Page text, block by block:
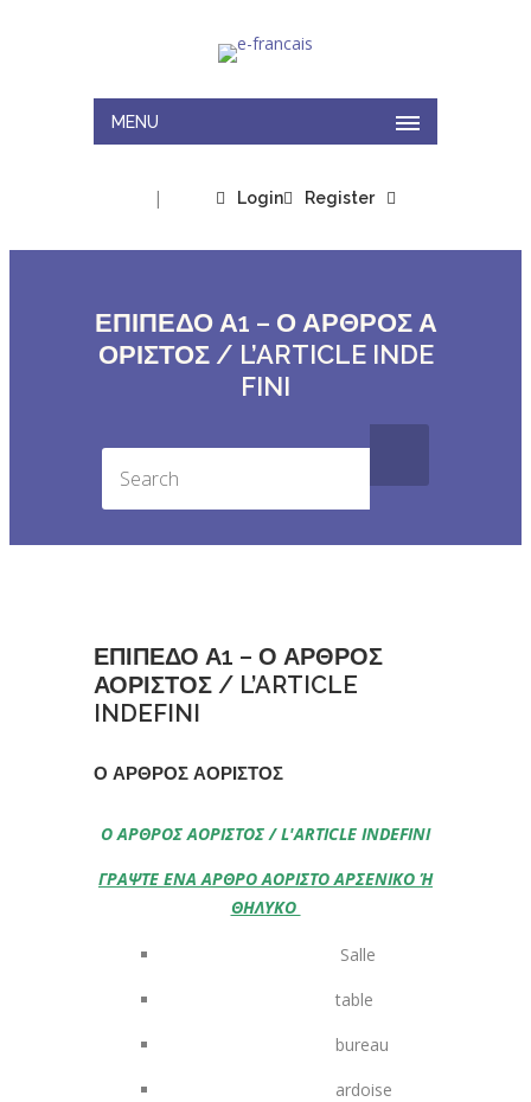
MENU
Login
| Register
ΕΠΙΠΕΔΟ Α1 – Ο ΑΡΘΡΟΣ Α
ΟΡΙΣΤΟΣ / L’ARTICLE INDE
FINI
ΕΠΙΠΕΔΟ Α1 – Ο ΑΡΘΡΟΣ
ΑΟΡΙΣΤΟΣ / L’ARTICLE
INDEFINI
Ο ΑΡΘΡΟΣ ΑΟΡΙΣΤΟΣ
Ο ΑΡΘΡΟΣ ΑΟΡΙΣΤΟΣ / L'ARTICLE INDEFINI
ΓΡΑΨΤΕ ΕΝΑ ΑΡΘΡΟ ΑΟΡΙΣΤΟ ΑΡΣΕΝΙΚΟ Ή
ΘΗΛΥΚΟ
Salle
table
bureau
ardoise